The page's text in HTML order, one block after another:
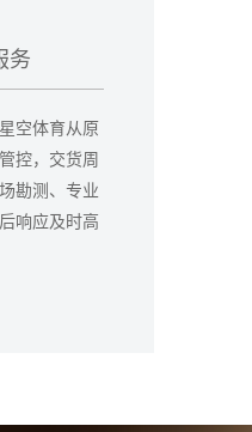
务
空体育从原
控，交货周
勘测、专业
响应及时高